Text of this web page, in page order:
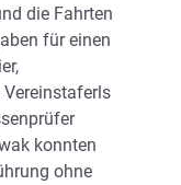
die Fahrten
für einen
konnten
ohne